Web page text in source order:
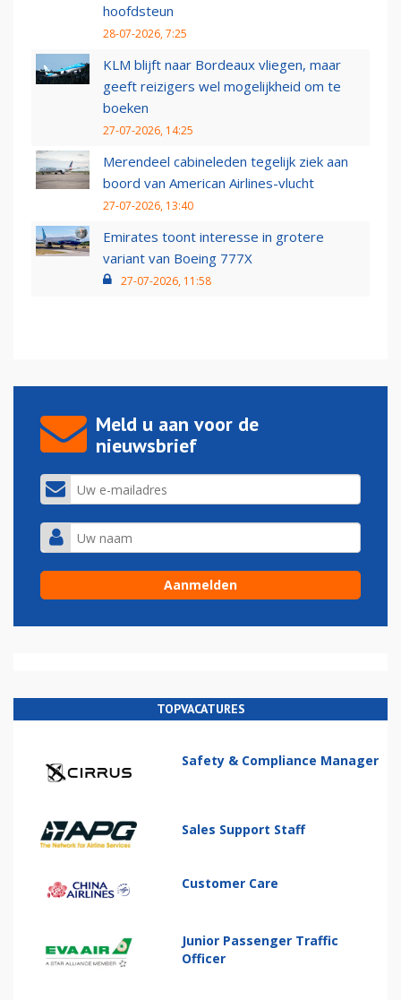
hoofdsteun
28-07-2026, 7:25
KLM blijft naar Bordeaux vliegen, maar
geeft reizigers wel mogelijkheid om te
boeken
27-07-2026, 14:25
Merendeel cabineleden tegelijk ziek aan
boord van American Airlines-vlucht
27-07-2026, 13:40
Emirates toont interesse in grotere
variant van Boeing 777X
27-07-2026, 11:58
Meld u aan voor de
nieuwsbrief
TOPVACATURES
Safety & Compliance Manager
Sales Support Staff
Customer Care
Junior Passenger Traffic
Officer